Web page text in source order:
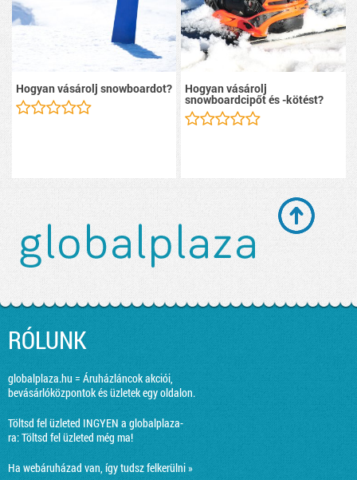
Hogyan vásárolj snowboardot? Hogyan vásárolj
snowboardcipőt és -kötést?
RÓLUNK
globalplaza.hu = Áruházláncok akciói,
bevásárlóközpontok és üzletek egy oldalon.
Töltsd fel üzleted INGYEN a globalplaza-
ra:Töltsd fel üzleted még ma!
Ha webáruházad van, így tudsz felkerülni »